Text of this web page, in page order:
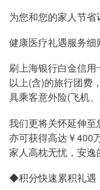
为您和您的家人节省
健康医疗礼遇服务细
刷上海银行白金信
以上(含)的旅行团费
具乘客意外险(飞机
我们更将关怀延伸
亦可获得高达￥400
家人高枕无忧，安逸
◆积分快速累积礼遇